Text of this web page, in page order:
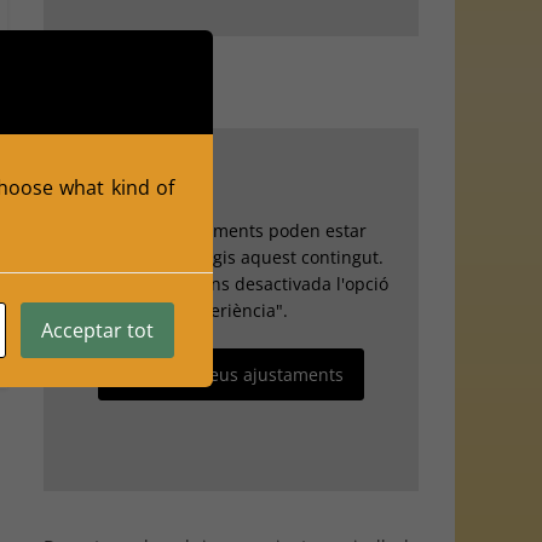
Els teus ajustaments poden estar
impedint que vegis aquest contingut.
Probablement tens desactivada l'opció
"Experiència".
Revisa els teus ajustaments
what kind of
Acceptar tot